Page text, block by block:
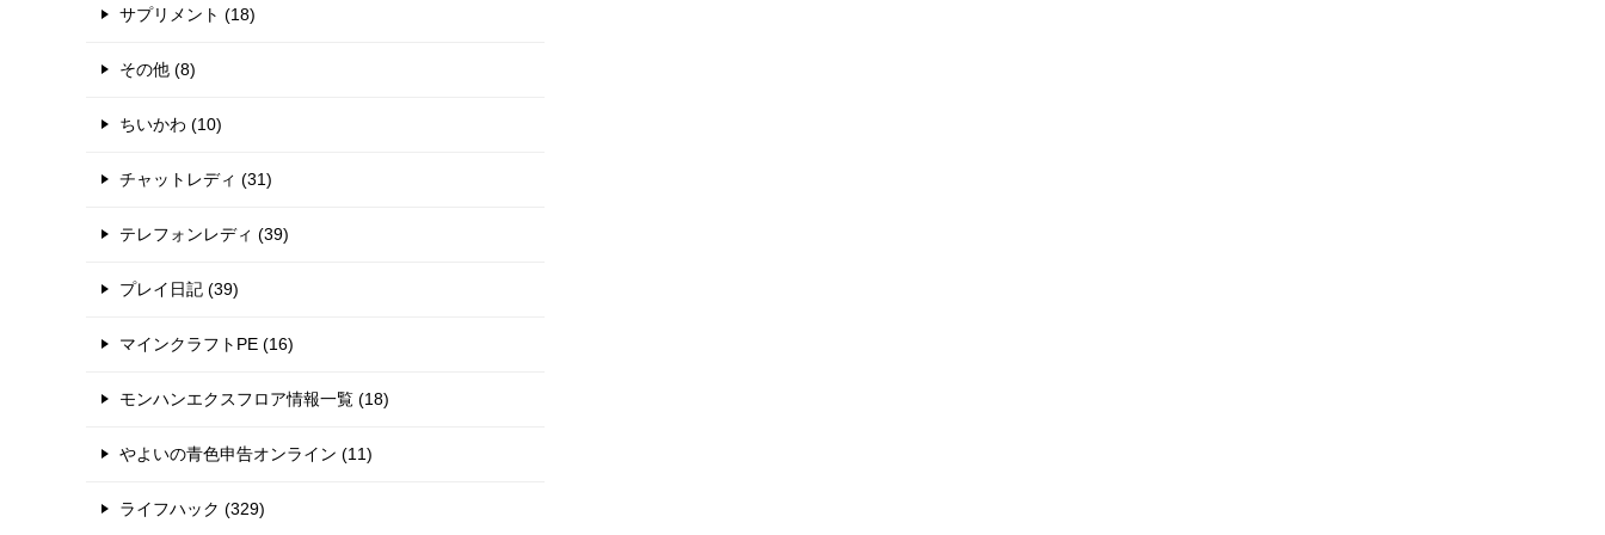
サプリメント (18)
その他 (8)
ちいかわ (10)
チャットレディ (31)
テレフォンレディ (39)
プレイ日記 (39)
マインクラフトPE (16)
モンハンエクスフロア情報一覧 (18)
やよいの青色申告オンライン (11)
ライフハック (329)